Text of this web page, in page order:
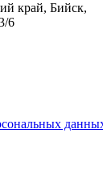
край, Бийск,
6